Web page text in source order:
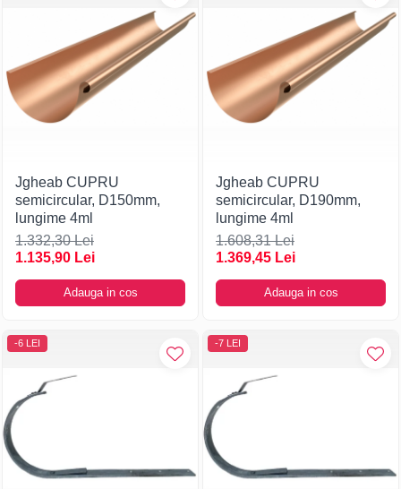
Jgheab CUPRU
semicircular, D150mm,
lungime 4ml
1.332,30 Lei
1.135,90 Lei
Adauga in cos
Jgheab CUPRU
semicircular, D190mm,
lungime 4ml
1.608,31 Lei
1.369,45 Lei
Adauga in cos
-6 LEI -7 LEI